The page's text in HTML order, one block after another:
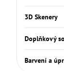
3D Skenery
Doplňkový
Barvení a